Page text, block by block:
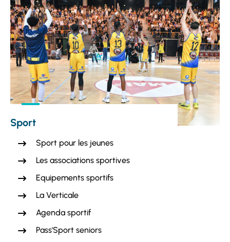
Sport
Sport pour les jeunes
Les associations sportives
Equipements sportifs
La Verticale
Agenda sportif
Pass'Sport seniors